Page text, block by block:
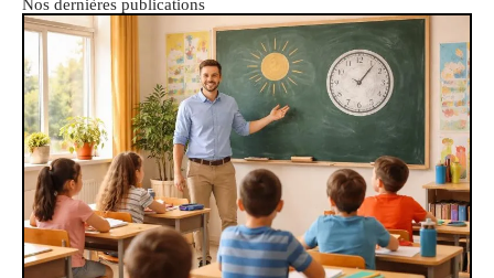
Nos dernières publications